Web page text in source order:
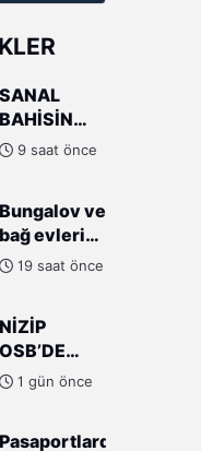
SANAL
BAHİSİN
KÖKÜ
YIKAN
SANAL
TUZAK!
9 saat önce
Bungalov ve
bağ evleri
için son
Arazi şartı...
19 saat önce
NİZİP
OSB’DE
BÜYÜK
ÇEBER’DEN
1 gün önce
Pasaportlarda